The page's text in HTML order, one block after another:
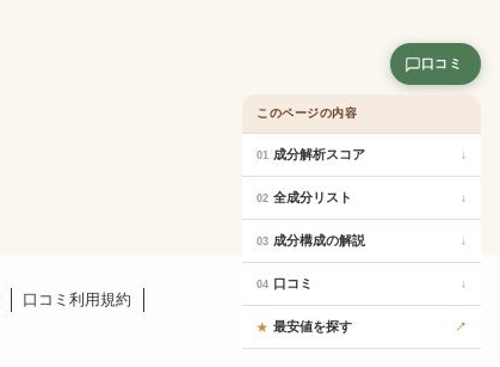
口コミ利用規約
口コミ
このページの内容
01 成分解析スコア ↓
02 全成分リスト ↓
03 成分構成の解説 ↓
04 口コミ ↓
★ 最安値を探す ↗